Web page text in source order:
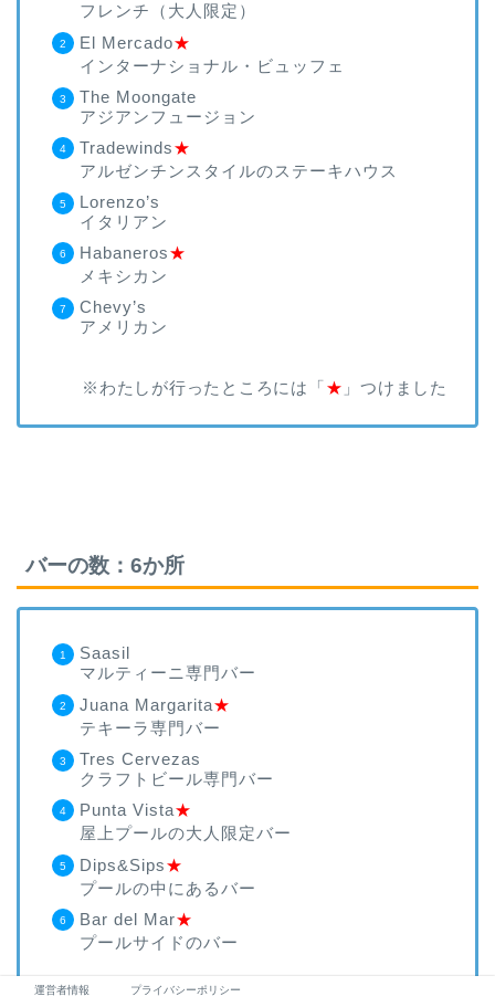
フレンチ（大人限定）
El Mercado★
インターナショナル・ビュッフェ
The Moongate
アジアンフュージョン
Tradewinds★
アルゼンチンスタイルのステーキハウス
Lorenzo’s
イタリアン
Habaneros★
メキシカン
Chevy’s
アメリカン
※わたしが行ったところには「★ 」つけました
バーの数：6か所
Saasil
マルティーニ専門バー
Juana Margarita★
テキーラ専門バー
Tres Cervezas
クラフトビール専門バー
Punta Vista★
屋上プールの大人限定バー
Dips&Sips★
プールの中にあるバー
Bar del Mar★
プールサイドのバー
運営者情報 プライバシーポリシー